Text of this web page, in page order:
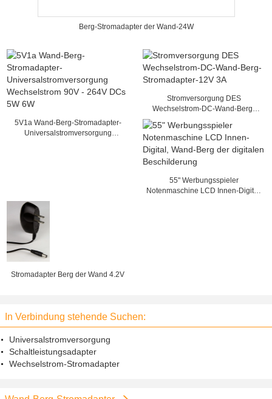
Berg-Stromadapter der Wand-24W
5V1a Wand-Berg-Stromadapter-
Universalstromversorgung
Stromversorgung DES
Wechselstrom-DC-Wand-Berg-
55" Werbungsspieler
Notenmaschine LCD Innen-Digital,
Stromadapter Berg der Wand 4.2V
In Verbindung stehende Suchen:
Universalstromversorgung
Schaltleistungsadapter
Wechselstrom-Stromadapter